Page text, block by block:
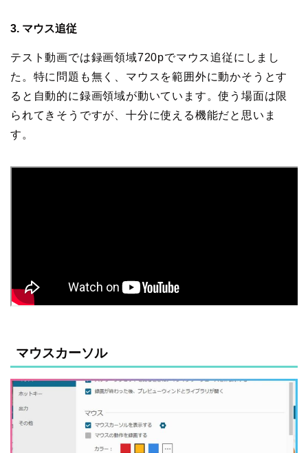
3. マウス追従
テスト動画では録画領域720pでマウス追従にしまし
た。特に問題も無く、マウスを範囲外に動かそうとす
ると自動的に録画領域が動いています。使う場面は限
られてきそうですが、十分に使える機能だと思いま
す。
マウスカーソル